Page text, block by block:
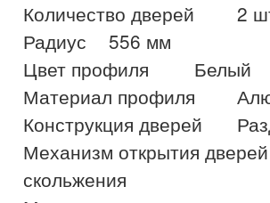
Количество дверей 	2 шт
Радиус 	556 мм
Цвет профиля 	Белый
Материал профиля 	Алюминий
Конструкция дверей 	Раздвижная
Механизм открытия дверей 	Ролики
скольжения